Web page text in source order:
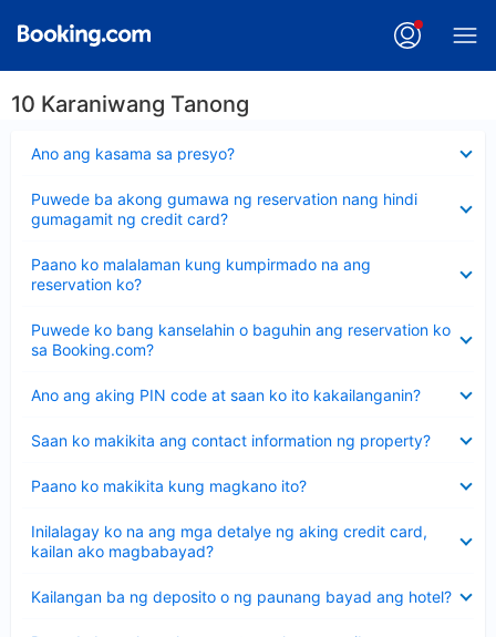
10 Karaniwang Tanong
Ano ang kasama sa presyo?
ang
Puwede ba akong gumawa ng reservation nang hindi
gumagamit ng credit card?
ang
sagot
Paano ko malalaman kung kumpirmado na ang
reservation ko?
ang
sagot
Puwede ko bang kanselahin o baguhin ang reservation ko
sa Booking.com?
ang
sagot
Ano ang aking PIN code at saan ko ito kakailanganin?
ang
Saan ko makikita ang contact information ng property?
ang
Paano ko makikita kung magkano ito?
ang
Inilalagay ko na ang mga detalye ng aking credit card,
kailan ako magbabayad?
ang
sagot
Kailangan ba ng deposito o ng paunang bayad ang hotel?
ang